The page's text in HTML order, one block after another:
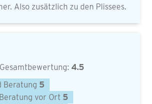
Also zusätzlich zu den Plissees.
Gesamtbewertung: 4.5
Beratung 5
vor Ort 5